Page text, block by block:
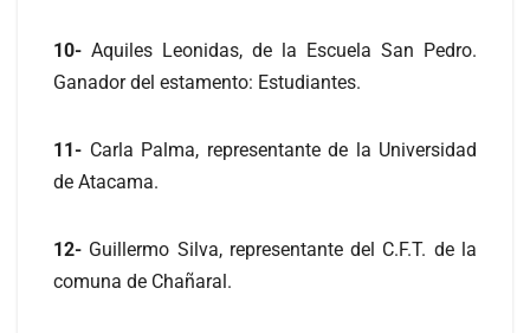
10- Aquiles Leonidas, de la Escuela San Pedro.
Ganador del estamento: Estudiantes.
11- Carla Palma, representante de la Universidad
de Atacama.
12- Guillermo Silva, representante del C.F.T. de la
comuna de Chañaral.